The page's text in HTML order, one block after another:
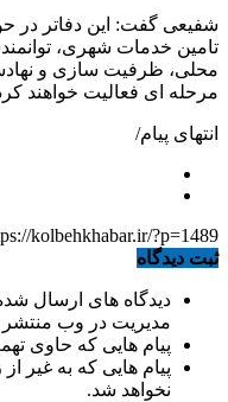
شفیعی گفت: این دفاتر در
تامین خدمات شهری،
مرحله ای فعالیت خواهند
انتهای پیام/
kolbehkhabar.ir/?p=1489
ثبت دیدگاه
دیدگاه های ارسال
مدیریت در وب
پیام هایی که حاوی
پیام هایی که به غیر
نخواهد شد.